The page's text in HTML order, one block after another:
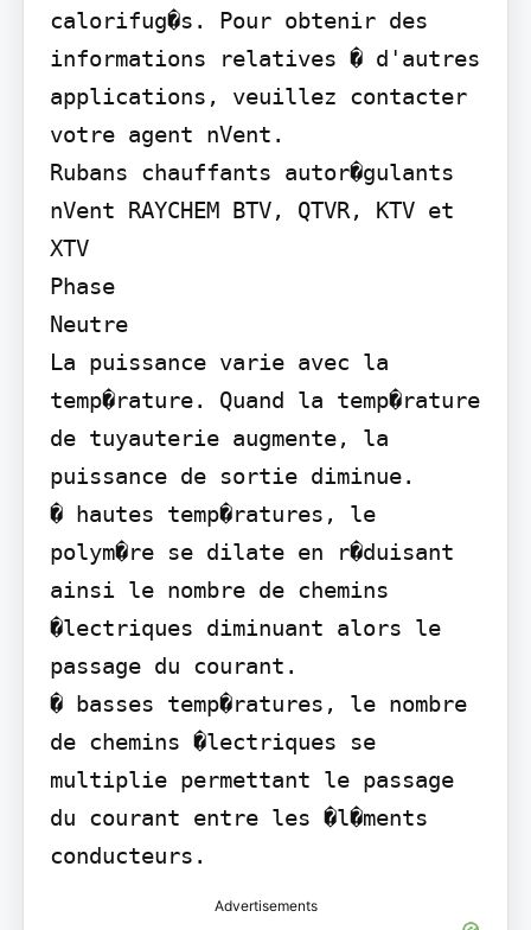
calorifug�s. Pour obtenir des
informations relatives � d'autres
applications, veuillez contacter
votre agent nVent.
Rubans chauffants autor�gulants
nVent RAYCHEM BTV, QTVR, KTV et
XTV
Phase
Neutre
La puissance varie avec la
temp�rature. Quand la temp�rature
de tuyauterie augmente, la
puissance de sortie diminue.
� hautes temp�ratures, le
polym�re se dilate en r�duisant
ainsi le nombre de chemins
�lectriques diminuant alors le
passage du courant.
� basses temp�ratures, le nombre
de chemins �lectriques se
multiplie permettant le passage
du courant entre les �l�ments
conducteurs.
Advertisements